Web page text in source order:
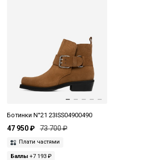
Ботинки N°21 23ISS04900490
47 950 ₽ 73 700 ₽
Плати частями
Баллы +7 193 ₽